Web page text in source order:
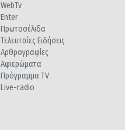
WebTv
Enter
Πρωτοσέλιδα
Τελευταίες Ειδήσεις
Αρθρογραφίες
Αφιερώματα
Πρόγραμμα TV
Live-radio